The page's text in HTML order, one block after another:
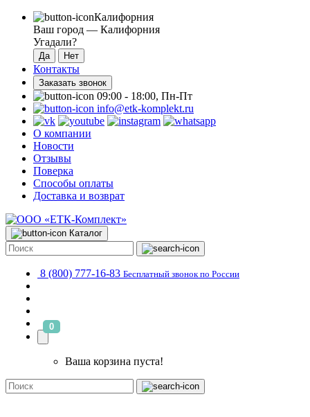
Калифорния
Ваш город — Калифорния
Угадали?
Контакты
Заказать звонок
09:00 - 18:00, Пн-Пт
info@etk-komplekt.ru
О компании
Новости
Отзывы
Поверка
Способы оплаты
Доставка и возврат
Каталог
8 (800) 777-16-83 Бесплатный звонок по России
0
Ваша корзина пуста!